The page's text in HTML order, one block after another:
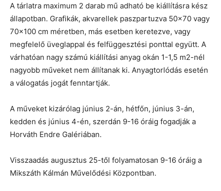
A tárlatra maximum 2 darab mű adható be kiállításra kész
állapotban. Grafikák, akvarellek paszpartuzva 50×70 vagy
70×100 cm méretben, más esetben keretezve, vagy
megfelelő üveglappal és felfüggesztési ponttal együtt. A
várhatóan nagy számú kiállítási anyag okán 1-1,5 m2-nél
nagyobb műveket nem állítanak ki. Anyagtorlódás esetén
a válogatás jogát fenntartják.
A műveket kizárólag június 2-án, hétfőn, június 3-án,
kedden és június 4-én, szerdán 9-16 óráig fogadják a
Horváth Endre Galériában.
Visszaadás augusztus 25-től folyamatosan 9-16 óráig a
Mikszáth Kálmán Művelődési Központban.